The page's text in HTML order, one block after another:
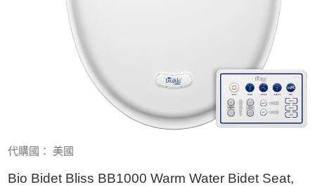
代購國： 美國
Bio Bidet Bliss BB1000 Warm Water Bidet Seat,